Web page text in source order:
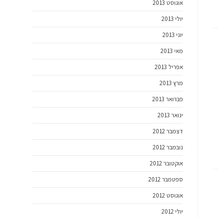
אוגוסט 2013
יולי 2013
יוני 2013
מאי 2013
אפריל 2013
מרץ 2013
פברואר 2013
ינואר 2013
דצמבר 2012
נובמבר 2012
אוקטובר 2012
ספטמבר 2012
אוגוסט 2012
יולי 2012